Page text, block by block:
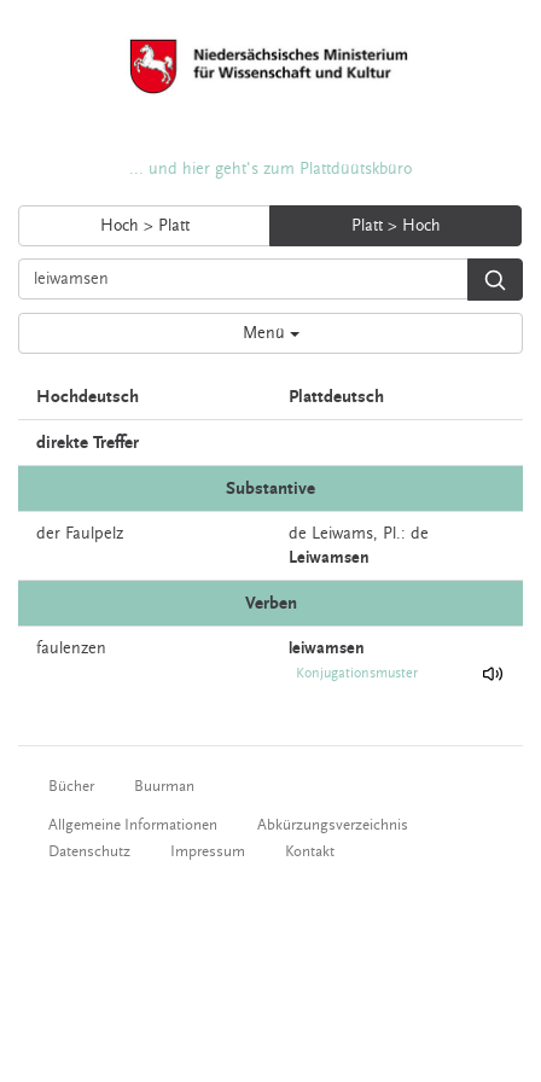
... und hier geht's zum Plattdüütskbüro
Hoch > Platt Platt > Hoch
Menü
Hochdeutsch Plattdeutsch
direkte Treffer
Substantive
der Faulpelz de Leiwams, Pl.: de
Leiwamsen
Verben
faulenzen leiwamsen
Konjugationsmuster
Bücher Buurman
Allgemeine Informationen
Abkürzungsverzeichnis
Datenschutz
Impressum Kontakt